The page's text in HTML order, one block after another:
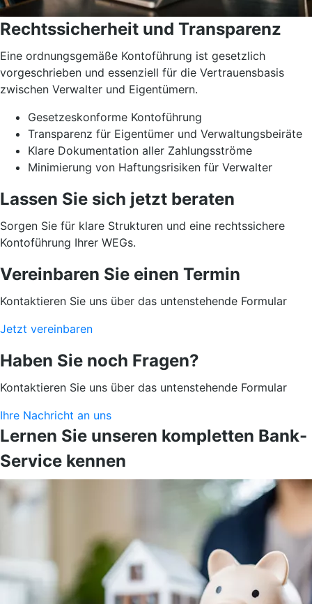
Rechtssicherheit und Transparenz
Eine ordnungsgemäße Kontoführung ist gesetzlich
vorgeschrieben und essenziell für die Vertrauensbasis
zwischen Verwalter und Eigentümern.
Gesetzeskonforme Kontoführung
Transparenz für Eigentümer und Verwaltungsbeiräte
Klare Dokumentation aller Zahlungsströme
Minimierung von Haftungsrisiken für Verwalter
Lassen Sie sich jetzt beraten
Sorgen Sie für klare Strukturen und eine rechtssichere
Kontoführung Ihrer WEGs.
Vereinbaren Sie einen Termin
Kontaktieren Sie uns über das untenstehende Formular
Jetzt vereinbaren
Haben Sie noch Fragen?
Kontaktieren Sie uns über das untenstehende Formular
Ihre Nachricht an uns
Lernen Sie unseren kompletten Bank-
Service kennen